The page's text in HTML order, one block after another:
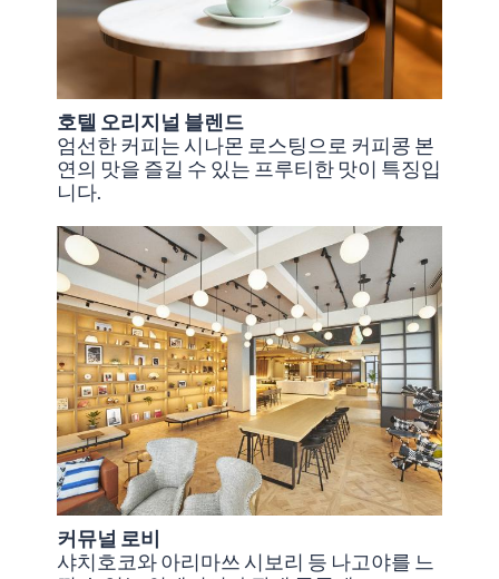
호텔 오리지널 블렌드
엄선한 커피는 시나몬 로스팅으로 커피콩 본
연의 맛을 즐길 수 있는 프루티한 맛이 특징입
니다.
커뮤널 로비
샤치호코와 아리마쓰 시보리 등 나고야를 느